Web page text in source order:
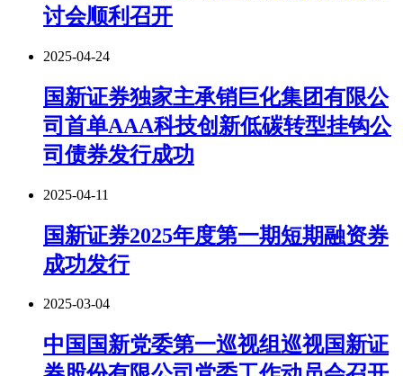
讨会顺利召开
2025-04-24
国新证券独家主承销巨化集团有限公
司首单AAA科技创新低碳转型挂钩公
司债券发行成功
2025-04-11
国新证券2025年度第一期短期融资券
成功发行
2025-03-04
中国国新党委第一巡视组巡视国新证